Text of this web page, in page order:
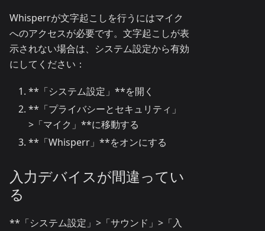
Whisperrが文字起こしを行うにはマイク
へのアクセスが必要です。文字起こしが表
示されない場合は、システム設定から有効
にしてください：
**「システム設定」**を開く
**「プライバシーとセキュリティ」
>「マイク」**に移動する
**「Whisperr」**をオンにする
入力デバイスが間違ってい
る
**「システム設定」>「サウンド」>「入